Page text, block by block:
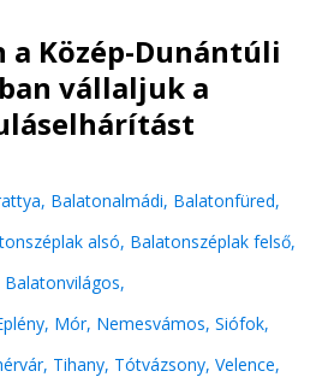
a Közép-Dunántúli
vállaljuk a
Balatonalmádi, Balatonfüred,
alsó, Balatonszéplak felső,
Balatonvilágos,
Mór, Nemesvámos, Siófok,
Tihany, Tótvázsony, Velence,